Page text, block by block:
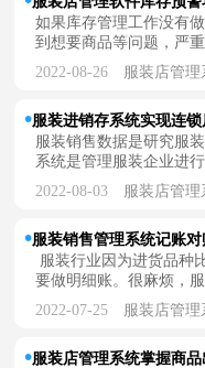
如果库存管理工作没有
到想要商品等问题，严
2022-08-26 服装店管理
服装进销存系统实现连
服装销售数据是研究服
系统是管理服装企业进
2022-08-03 服装店管理
服装销售管理系统记账对
服装行业因为进货品种
要做明细账。很麻烦，
2022-07-25 服装店管理
服装店管理系统掌握商品